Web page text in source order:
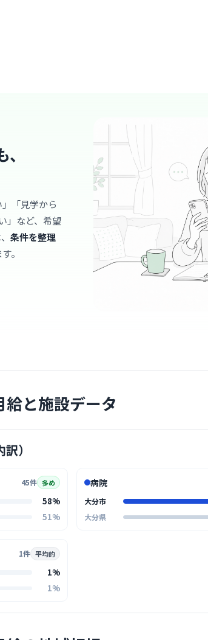
り添った
… 詳しく見
病院
大分下郡
医療法人同仁会
最寄り
大
して堅苦
掛け合う
境です。
診療科 訪問
「見学から
」など、希望
条件を整理
。
と施設データ
）
45件 多め
58%
51%
病院
大分市
大分県
1件 平均的
1%
1%